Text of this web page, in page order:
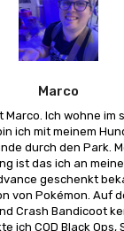
Marco
Marco. Ich wohne im
ich mit meinem
durch den Park.
ist das ich an
geschenkt
von Pokémon. Auf
Crash Bandicoot
ich COD Black Ops,